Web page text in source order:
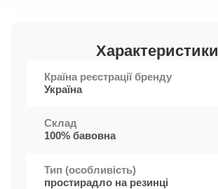
Характеристики
Країна реєстрації бренду
Україна
Cклад
100% бавовна
Тип (особливість)
простирадло на резинці